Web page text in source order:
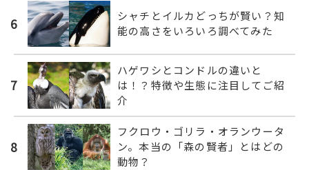
6
シャチとイルカどっちが賢い？知
能の高さをいろいろ調べてみた
7
ハゲワシとコンドルの違いと
は！？特徴や生態に注目してご紹
介
8
フクロウ・ゴリラ・オランウータ
ン。本当の「森の賢者」とはどの
動物？